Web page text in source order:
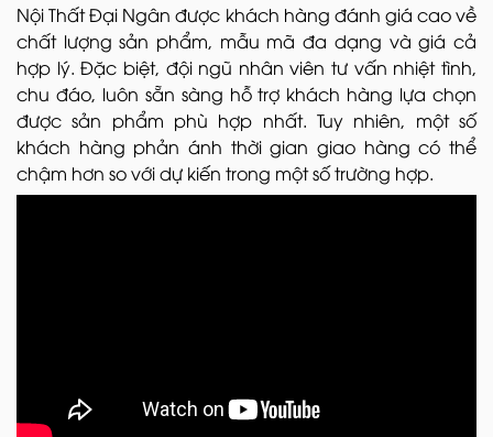
Nội Thất Đại Ngân được khách hàng đánh giá cao về
chất lượng sản phẩm, mẫu mã đa dạng và giá cả
hợp lý. Đặc biệt, đội ngũ nhân viên tư vấn nhiệt tình,
chu đáo, luôn sẵn sàng hỗ trợ khách hàng lựa chọn
được sản phẩm phù hợp nhất. Tuy nhiên, một số
khách hàng phản ánh thời gian giao hàng có thể
chậm hơn so với dự kiến trong một số trường hợp.